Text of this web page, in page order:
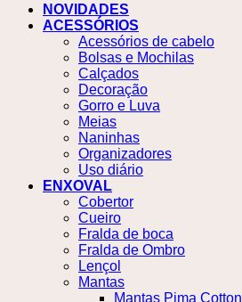
NOVIDADES
ACESSÓRIOS
Acessórios de cabelo
Bolsas e Mochilas
Calçados
Decoração
Gorro e Luva
Meias
Naninhas
Organizadores
Uso diário
ENXOVAL
Cobertor
Cueiro
Fralda de boca
Fralda de Ombro
Lençol
Mantas
Mantas Pima Cotton